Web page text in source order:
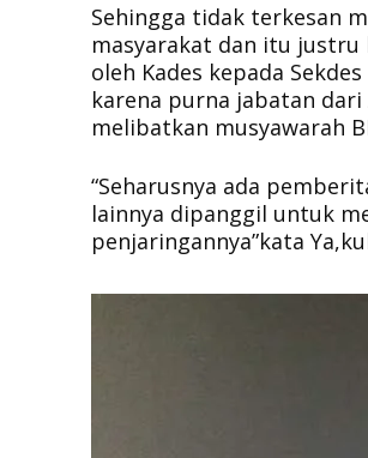
Sehingga tidak terkesan
masyarakat dan itu
oleh Kades kepada
karena purna jabatan
melibatkan musyawarah
“Seharusnya ada
lainnya dipanggil untuk
penjaringannya”kata